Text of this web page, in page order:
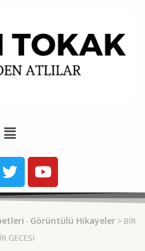
- Görüntülü Hikayeler> BIR
GECESI